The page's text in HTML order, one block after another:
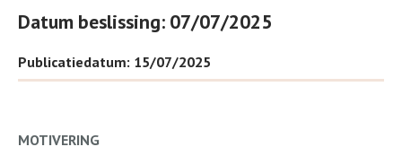
Datum beslissing: 07/07/2025
Publicatiedatum: 15/07/2025
MOTIVERING